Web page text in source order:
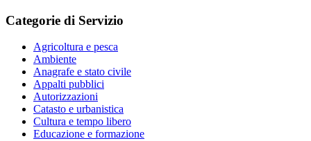
Categorie di Servizio
Agricoltura e pesca
Ambiente
Anagrafe e stato civile
Appalti pubblici
Autorizzazioni
Catasto e urbanistica
Cultura e tempo libero
Educazione e formazione